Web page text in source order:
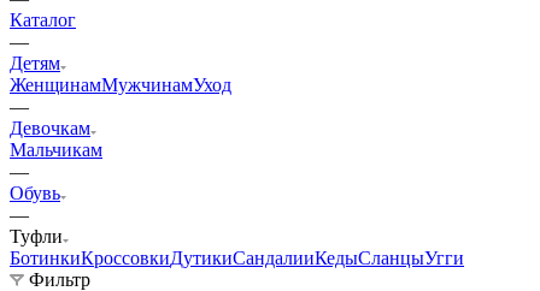
Каталог
—
Детям
ЖенщинамМужчинамУход
—
Девочкам
Мальчикам
—
Обувь
—
Туфли
БотинкиКроссовкиДутикиСандалииКедыСланцыУгги
Фильтр